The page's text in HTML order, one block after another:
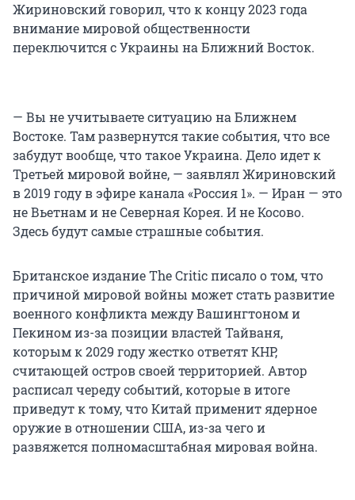
Жириновский говорил, что к концу 2023 года
внимание мировой общественности
переключится с Украины на Ближний Восток.
— Вы не учитываете ситуацию на Ближнем
Востоке. Там развернутся такие события, что все
забудут вообще, что такое Украина. Дело идет к
Третьей мировой войне, — заявлял Жириновский
в 2019 году в эфире канала «Россия 1». — Иран — это
не Вьетнам и не Северная Корея. И не Косово.
Здесь будут самые страшные события.
Британское издание The Critic писало о том, что
причиной мировой войны может стать развитие
военного конфликта между Вашингтоном и
Пекином из-за позиции властей Тайваня,
которым к 2029 году жестко ответят КНР,
считающей остров своей территорией. Автор
расписал череду событий, которые в итоге
приведут к тому, что Китай применит ядерное
оружие в отношении США, из-за чего и
развяжется полномасштабная мировая война.